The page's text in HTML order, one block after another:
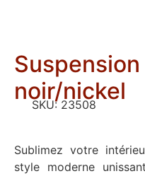
Suspension
noir/nickel
SKU: 23508
Sublimez votre
style moderne